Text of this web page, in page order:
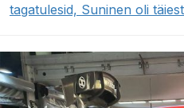
tagatulesid, Suninen oli